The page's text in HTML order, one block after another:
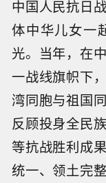
中国人民抗日
体中华儿女一
光。当年，在
一战线旗帜下
湾同胞与祖国
反顾投身全民
等抗战胜利成
统一、领土完